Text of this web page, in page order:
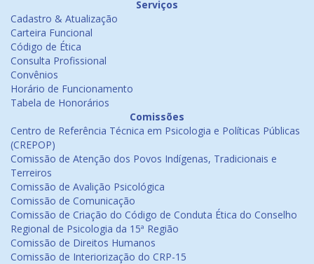
Serviços
Cadastro & Atualização
Carteira Funcional
Código de Ética
Consulta Profissional
Convênios
Horário de Funcionamento
Tabela de Honorários
Comissões
Centro de Referência Técnica em Psicologia e Políticas Públicas
(CREPOP)
Comissão de Atenção dos Povos Indígenas, Tradicionais e
Terreiros
Comissão de Avalição Psicológica
Comissão de Comunicação
Comissão de Criação do Código de Conduta Ética do Conselho
Regional de Psicologia da 15ª Região
Comissão de Direitos Humanos
Comissão de Interiorização do CRP-15